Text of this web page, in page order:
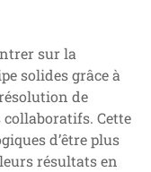
sur la
solides grâce à
de
Cette
d’être plus
résultats en